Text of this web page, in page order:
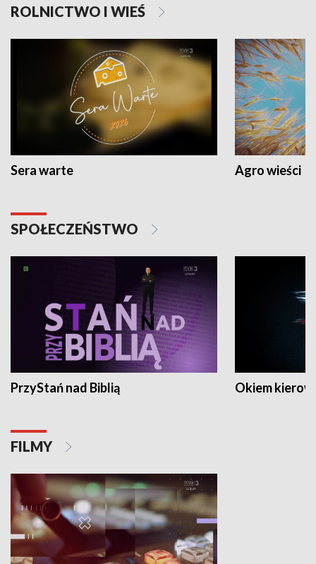
ROLNICTWO I WIEŚ
Sera warte Agro wieści
SPOŁECZEŃSTWO
PrzyStań nad Biblią Okiem
FILMY